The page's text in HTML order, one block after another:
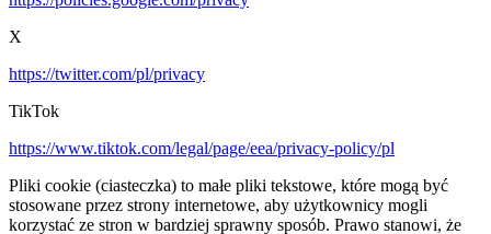
X
https://twitter.com/pl/privacy
TikTok
https://www.tiktok.com/legal/page/eea/privacy-policy/pl
Pliki cookie (ciasteczka) to małe pliki tekstowe, które mogą być
stosowane przez strony internetowe, aby użytkownicy mogli
korzystać ze stron w bardziej sprawny sposób. Prawo stanowi, że